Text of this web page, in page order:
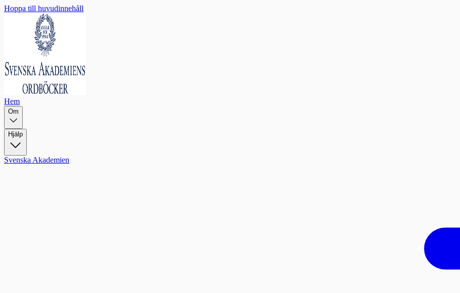
Hoppa till huvudinnehåll
Hem
Om
Hjälp
Svenska Akademien